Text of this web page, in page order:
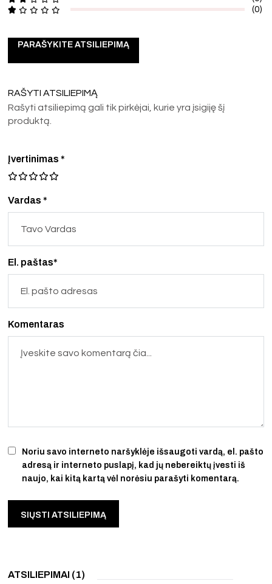
(0)
PARAŠYKITE ATSILIEPIMĄ
RAŠYTI ATSILIEPIMĄ
Rašyti atsiliepimą gali tik pirkėjai, kurie yra įsigiję šį
produktą.
Vardas *
El. paštas*
Noriu savo interneto naršyklėje išsaugoti vardą, el. pašto
adresą ir interneto puslapį, kad jų nebereiktų įvesti iš
naujo, kai kitą kartą vėl norėsiu parašyti komentarą.
Įvertinimas*
Komentaras
ATSILIEPIMAI (1)